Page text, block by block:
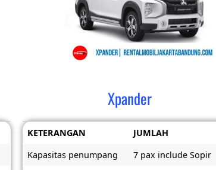
Xpander
KETERANGAN
JUMLAH
Kapasitas penumpang
7 pax include Sopir